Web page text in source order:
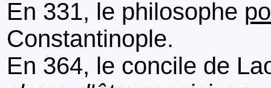
En 331, le philosophe
Constantinople.
En 364, le concile de